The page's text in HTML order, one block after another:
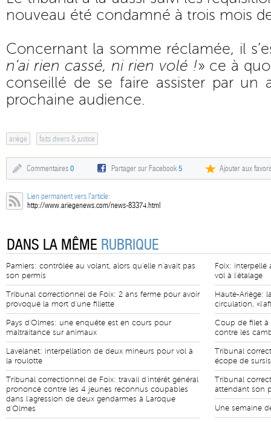
nouveau été condamné à trois mois
Concernant la somme réclamée, il
n’ai rien cassé, ni rien volé !» ce à
conseillé de se faire assister par un
prochaine audience.
ariège faits divers & justice
Commentaires 0 Partager sur Facebook5 Ajouter aux
Lien permanent vers l'article:
http://www.ariegenews.com/news-83374.html
DANS LA MÊME RUBRIQUE
Pamiers: contrôlée au volant, alors qu'elle n'avait pas
son permis
Tribunal correctionnel de Foix: 2 ans ferme pour avoir
provoqué la mort d'une fillette
Pays d'Olmes: une enquête est en cours pour
maltraitance sur animaux
Lavelanet: interpellation de deux mineurs pour vol à
la roulotte
Tribunal correctionnel de Foix: travail d'intérêt général
prononcé contre les 4 jeunes reconnus coupables
dans l'agression de deux gendarmes à Laroque
d'Olmes
Foix: interpellé
vol à l'étalage
Haute-Ariège:
circulation,
Coup de filet à
contre les
Tribunal
écope de sursis
Tribunal
attendant son
Une semaine